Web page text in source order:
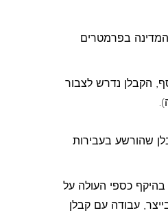
בפרמטרים
הקבלן נדרש לצבור
שהורשע בעבירות
בהיקף כספי העולה על
עבודה עם קבלן